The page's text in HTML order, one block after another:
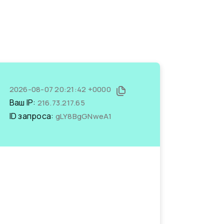
2026-08-07 20:21:42 +0000
Ваш IP: 216.73.217.65
ID запроса: gLY8BgGNweA1